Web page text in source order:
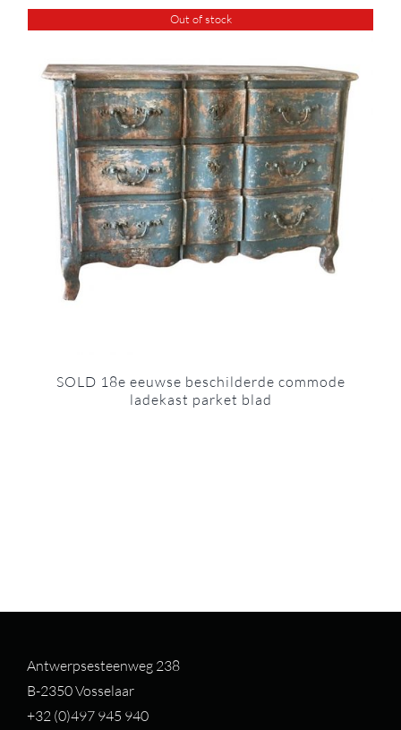
Out of stock
SOLD 18e eeuwse beschilderde commode
ladekast parket blad
Antwerpsesteenweg 238
B-2350 Vosselaar
+32 (0)497 945 940